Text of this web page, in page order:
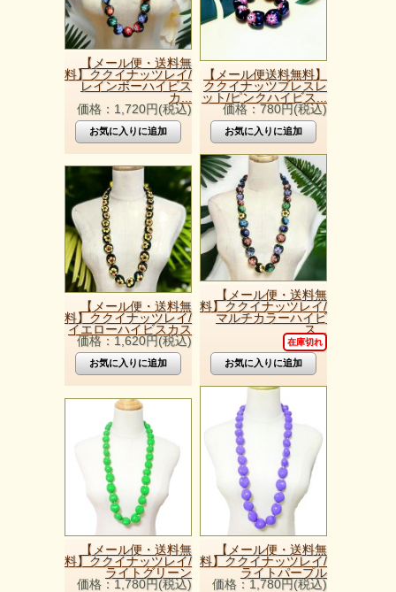
【メール便・送料無
料】ククイナッツレイ/
レインボーハイビス
カ...
価格：1,720円(税込)
【メール便送料無料】
ククイナッツブレスレ
ット/ピンクハイビス...
価格：780円(税込)
【メール便・送料無
料】ククイナッツレイ/
イエローハイビスカス
価格：1,620円(税込)
【メール便・送料無
料】ククイナッツレイ/
マルチカラーハイビ
ス...
在庫切れ
【メール便・送料無
料】ククイナッツレイ/
ライトグリーン
価格：1,780円(税込)
【メール便・送料無
料】ククイナッツレイ/
ライトパープル
価格：1,780円(税込)